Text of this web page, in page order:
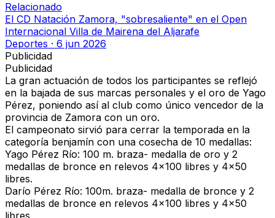
Relacionado
El CD Natación Zamora, "sobresaliente" en el Open
Internacional Villa de Mairena del Aljarafe
Deportes · 6 jun 2026
Publicidad
Publicidad
La gran actuación de todos los participantes se reflejó
en la bajada de sus marcas personales y el oro de Yago
Pérez, poniendo así al club como único vencedor de la
provincia de Zamora con un oro.
El campeonato sirvió para cerrar la temporada en la
categoría benjamín con una cosecha de 10 medallas:
Yago Pérez Río: 100 m. braza- medalla de oro y 2
medallas de bronce en relevos 4x100 libres y 4x50
libres.
Darío Pérez Río: 100m. braza- medalla de bronce y 2
medallas de bronce en relevos 4x100 libres y 4x50